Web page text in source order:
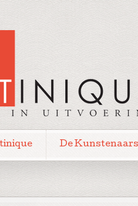
De Kunstenaars